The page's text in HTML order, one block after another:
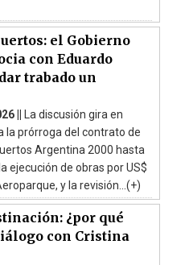
el Gobierno
con Eduardo
trabado un
|| La discusión gira en
la prórroga del contrato de
Argentina 2000 hasta
ejecución de obras por US$
y la revisión...(+)
¿por qué
con Cristina